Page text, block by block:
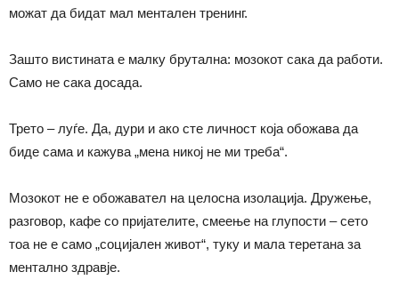
можат да бидат мал ментален тренинг.
Зашто вистината е малку брутална: мозокот сака да работи.
Само не сака досада.
Трето – луѓе. Да, дури и ако сте личност која обожава да
биде сама и кажува „мена никој не ми треба“.
Мозокот не е обожавател на целосна изолација. Дружење,
разговор, кафе со пријателите, смеење на глупости – сето
тоа не е само „социјален живот“, туку и мала теретана за
ментално здравје.